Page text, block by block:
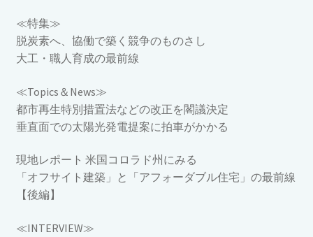
≪特集≫
脱炭素へ、協働で築く競争のものさし
大工・職人育成の最前線
≪Topics＆News≫
都市再生特別措置法などの改正を閣議決定
垂直面での太陽光発電提案に拍車がかかる
現地レポート 米国コロラド州にみる
「オフサイト建築」と「アフォーダブル住宅」の最前線
【後編】
≪INTERVIEW≫